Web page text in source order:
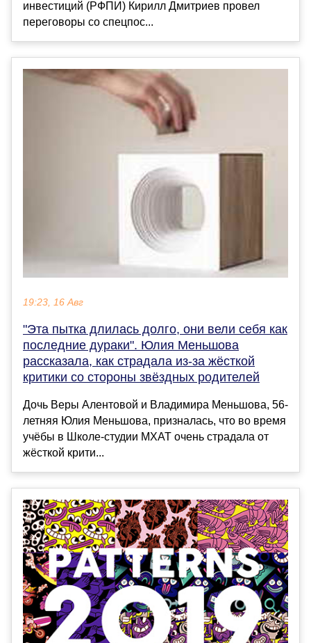
инвестиций (РФПИ) Кирилл Дмитриев провел
переговоры со спецпос...
19:23, 16 Авг
"Эта пытка длилась долго, они вели себя как
последние дураки". Юлия Меньшова
рассказала, как страдала из-за жёсткой
критики со стороны звёздных родителей
Дочь Веры Алентовой и Владимира Меньшова, 56-
летняя Юлия Меньшова, призналась, что во время
учёбы в Школе-студии МХАТ очень страдала от
жёсткой крити...